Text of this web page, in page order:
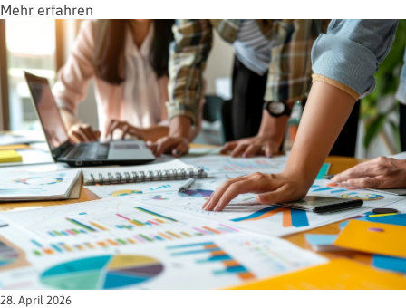
Mehr erfahren
28. April 2026